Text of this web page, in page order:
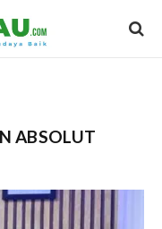
ABSOLUT